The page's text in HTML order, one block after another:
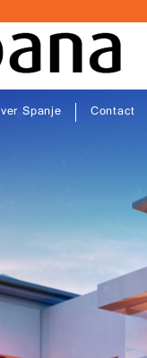
Spanje Contact